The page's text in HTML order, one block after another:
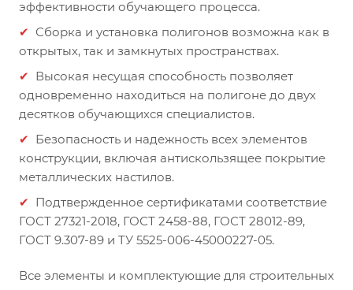
эффективности обучающего процесса.
Сборка и установка полигонов возможна как в
открытых, так и замкнутых пространствах.
Высокая несущая способность позволяет
одновременно находиться на полигоне до двух
десятков обучающихся специалистов.
Безопасность и надежность всех элементов
конструкции, включая антискользящее покрытие
металлических настилов.
Подтвержденное сертификатами соответствие
ГОСТ 27321-2018, ГОСТ 2458-88, ГОСТ 28012-89,
ГОСТ 9.307-89 и TУ 5525-006-45000227-05.
Все элементы и комплектующие для строительных